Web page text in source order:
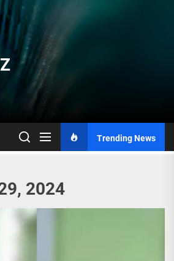
Trending News
2024